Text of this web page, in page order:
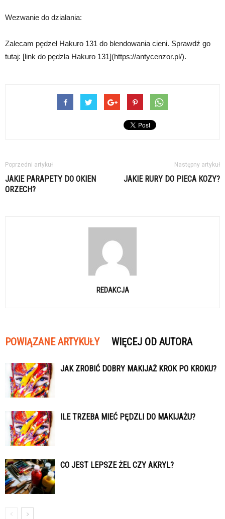
Wezwanie do działania:
Zalecam pędzel Hakuro 131 do blendowania cieni. Sprawdź go
tutaj: [link do pędzla Hakuro 131](https://antycenzor.pl/).
Poprzedni artykuł
JAKIE PARAPETY DO OKIEN
ORZECH?
Następny artykuł
JAKIE RURY DO PIECA KOZY?
REDAKCJA
POWIĄZANE ARTYKUŁY WIĘCEJ OD AUTORA
JAK ZROBIĆ DOBRY MAKIJAŻ KROK PO KROKU?
ILE TRZEBA MIEĆ PĘDZLI DO MAKIJAŻU?
CO JEST LEPSZE ŻEL CZY AKRYL?